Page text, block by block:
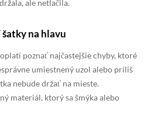
ale netlačila.
na hlavu
poznať najčastejšie chyby, ktoré
umiestnený uzol alebo príliš
nebude držať na mieste.
materiál, ktorý sa šmýka alebo